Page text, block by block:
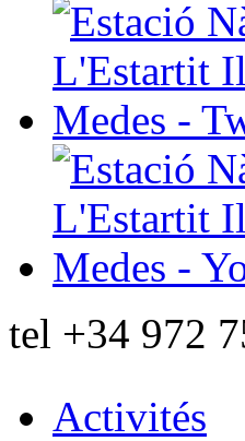
tel +34 972
Activités